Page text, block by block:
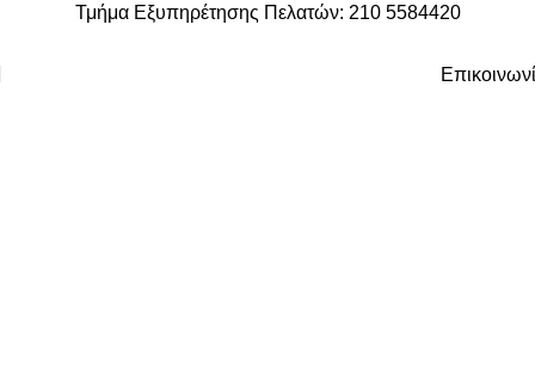
Τμήμα Εξυπηρέτησης Πελατών: 210 5584420